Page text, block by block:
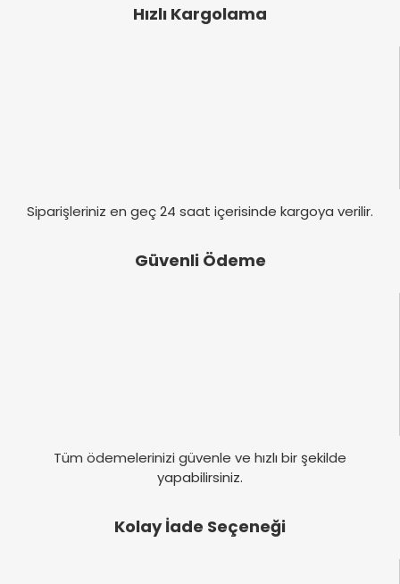
Ürün bilgilerinde hatalar bulunuyor.
Hızlı Kargolama
Siparişleriniz en geç 24 saat içerisinde kargoya verilir.
Güvenli Ödeme
Tüm ödemelerinizi güvenle ve hızlı bir şekilde
yapabilirsiniz.
Kolay İade Seçeneği